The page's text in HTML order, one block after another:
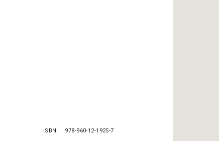
ISBN 978-960-12-1925-7